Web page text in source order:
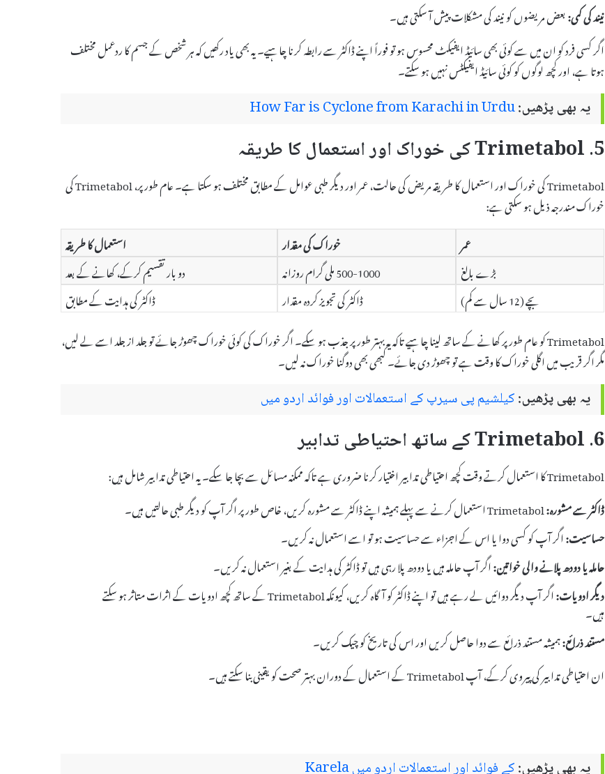
نیند کی کمی:بعض مریضوں کو نیند کی مشکلات پیش آ سکتی ہیں۔
اگر کسی فرد کو ان میں سے کوئی بھی سائیڈ ایفیکٹ محسوس ہو تو فوراً اپنے ڈاکٹر سے رابطہ کرنا چاہیے۔ یہ بھی یاد رکھیں کہ ہر شخص کے جسم کا ردعمل مختلف
ہوتا ہے، اور کچھ لوگوں کو کوئی سائیڈ ایفیکٹس نہیں ہو سکتے۔
یہ بھی پڑھیں:How Far is Cyclone from Karachi in Urdu
5. Trimetabol کی خوراک اور استعمال کا طریقہ
Trimetabol کی خوراک اور استعمال کا طریقہ مریض کی حالت، عمر اور دیگر طبی عوامل کے مطابق مختلف ہو سکتا ہے۔ عام طور پر، Trimetabol کی
خوراک مندرجہ ذیل ہو سکتی ہے:
عمر
خوراک کی مقدار
استعمال کا طریقہ
بڑے بالغ
500-1000 ملی گرام روزانہ
دو بار تقسیم کرکے، کھانے کے بعد
بچے (12 سال سے کم)
ڈاکٹر کی تجویز کردہ مقدار
ڈاکٹر کی ہدایت کے مطابق
Trimetabol کو عام طور پر کھانے کے ساتھ لینا چاہیے تاکہ یہ بہتر طور پر جذب ہو سکے۔ اگر خوراک کی کوئی خوراک چھوڑ جائے تو جلد از جلد اسے لے لیں،
مگر اگر قریب میں اگلی خوراک کا وقت ہے تو چھوڑ دی جائے۔ کبھی بھی دوگنا خوراک نہ لیں۔
یہ بھی پڑھیں:کیلشیم پی سیرپ کے استعمالات اور فوائد اردو میں
6. Trimetabol کے ساتھ احتیاطی تدابیر
Trimetabol کا استعمال کرتے وقت کچھ احتیاطی تدابیر اختیار کرنا ضروری ہے تاکہ ممکنہ مسائل سے بچا جا سکے۔ یہ احتیاطی تدابیر شامل ہیں:
ڈاکٹر سے مشورہ:
حساسیت:اگر آپ کو کسی دوا یا اس کے اجزاء سے حساسیت ہو تو اسے استعمال نہ کریں۔
حاملہ یا دودھ پلانے والی خواتین:اگر آپ حاملہ ہیں یا دودھ پلا رہی ہیں تو ڈاکٹر کی ہدایت کے بغیر استعمال نہ کریں۔
دیگر ادویات:
اگر آپ دیگر دوائیں لے رہے ہیں تو اپنے ڈاکٹر کو آگاہ کریں، کیونکہ Trimetabol کے ساتھ کچھ ادویات کے اثرات متاثر ہو سکتے
ہیں۔
مستند ذرائع:ہمیشہ مستند ذرائع سے دوا حاصل کریں اور اس کی تاریخ کو چیک کریں۔
ان احتیاطی تدابیر کی پیروی کرکے، آپ Trimetabol کے استعمال کے دوران بہتر صحت کو یقینی بنا سکتے ہیں۔